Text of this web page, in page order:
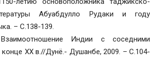
Абуабдулло Рудаки и году
– С.138-139.
Индии с соседними
конце XX в.//Дунё.- Душанбе, 2009. – С.104-